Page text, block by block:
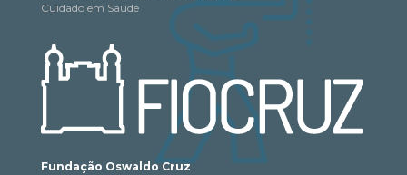
Cuidado em Saúde
Fundação Oswaldo Cruz